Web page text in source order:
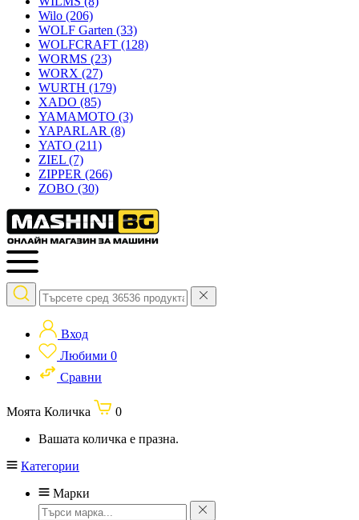
Wilo (206)
WOLF Garten (33)
WOLFCRAFT (128)
WORMS (23)
WORX (27)
WURTH (179)
XADO (85)
YAMAMOTO (3)
YAPARLAR (8)
YATO (211)
ZIEL (7)
ZIPPER (266)
ZOBO (30)
Вход
Любими 0
Сравни
Моята Количка
0
Вашата количка е празна.
Категории
Марки